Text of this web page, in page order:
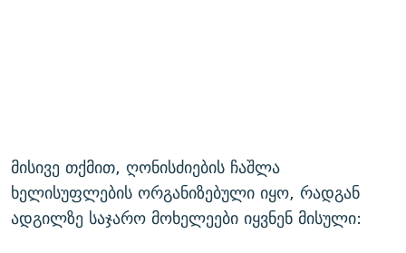
მისივე თქმით, ღონისძიების ჩაშლა
ხელისუფლების ორგანიზებული იყო, რადგან
ადგილზე საჯარო მოხელეები იყვნენ მისული: